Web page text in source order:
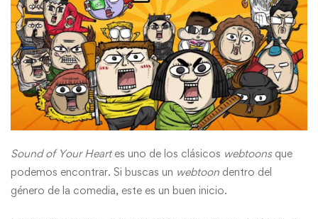
Sound of Your Heartes uno de los clásicos webtoonsque
podemos encontrar. Si buscas un webtoon dentro del
género de la comedia, este es un buen inicio.